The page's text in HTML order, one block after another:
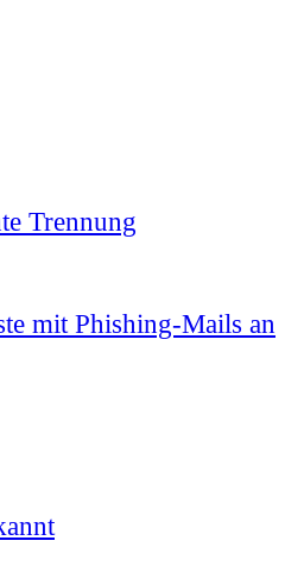
Trennung
mit Phishing-Mails an